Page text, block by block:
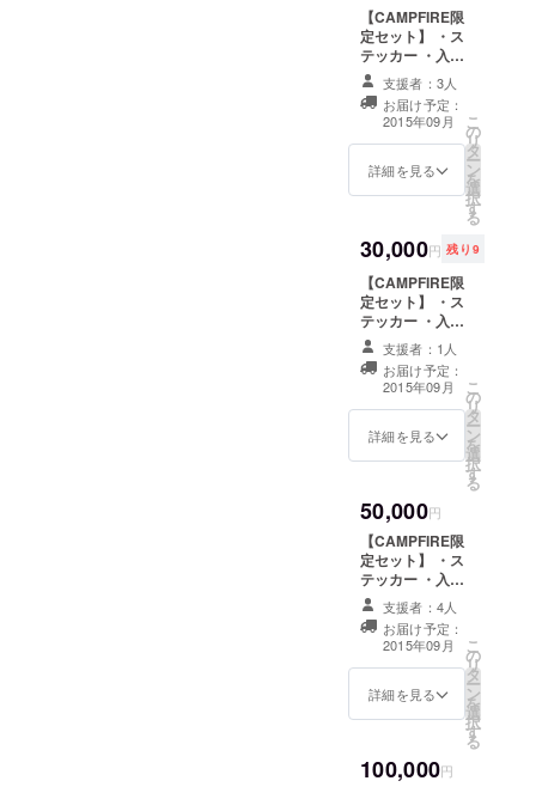
【CAMPFIRE限
定セット】 ・ス
テッカー ・入会
金無料券 ・1day
無料利用券 10
枚 ・「みんなで
つくる」券 ・
Hammock主催
の特別オリジナ
支援者：3人
お届け予定：
2015年09月
詳細を見る
こ
の
リ
タ
ー
ン
を
選
択
す
る
30,000円 残り9
【CAMPFIRE限
定セット】 ・ス
テッカー ・入会
金無料券 ・1day
無料利用券 10
枚 ・「みんなで
つくる」券 ・ハ
ンモックライフ
さんのハンモッ
クを1つプレゼン
待
支援者：1人
お届け予定：
2015年09月
詳細を見る
こ
の
リ
タ
ー
ン
を
選
択
す
る
50,000円
【CAMPFIRE限
定セット】 ・ス
テッカー ・入会
金無料券 ・1day
無料利用券 10
枚 ・「みんなで
つくる」券 ・
オープニングイ
ベントにご招待
支援者：4人
お届け予定：
2015年09月
詳細を見る
こ
の
リ
タ
ー
ン
を
選
択
す
る
100,000円